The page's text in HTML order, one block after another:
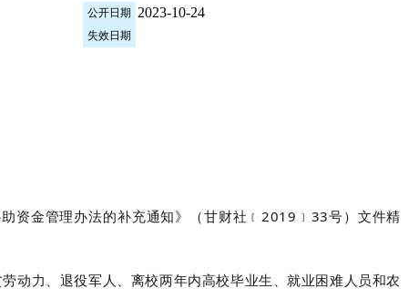
公开日期 2023-10-24
失效日期
资金管理办法的补充通知》（甘财社﹝2019﹞33号）文件精
动力、退役军人、离校两年内高校毕业生、就业困难人员和农